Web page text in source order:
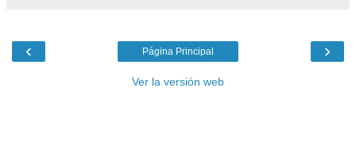
‹ ›
Página Principal
Ver la versión web